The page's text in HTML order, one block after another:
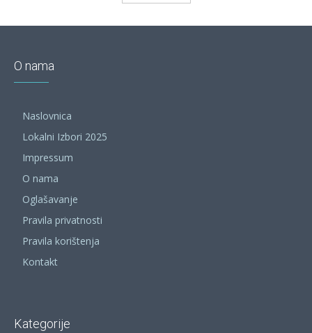
O nama
Naslovnica
Lokalni Izbori 2025
Impressum
O nama
Oglašavanje
Pravila privatnosti
Pravila korištenja
Kontakt
Kategorije